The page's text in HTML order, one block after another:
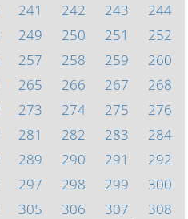
241 242 243
244
249 250 251
252
257 258 259
260
265 266 267
268
273 274 275
276
281 282 283
284
289 290 291
292
297 298 299
300
305 306 307
308